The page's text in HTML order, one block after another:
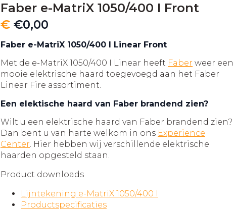
Faber e-MatriX 1050/400 I Front
€ €0,00
Faber e-MatriX 1050/400 I Linear Front
Met de e-MatriX 1050/400 I Linear heeft Faber weer een
mooie elektrische haard toegevoegd aan het Faber
Linear Fire assortiment.
Een elektische haard van Faber brandend zien?
Wilt u een elektrische haard van Faber brandend zien?
Dan bent u van harte welkom in ons Experience
Center . Hier hebben wij verschillende elektrische
haarden opgesteld staan.
Product downloads
Lijntekening e-MatriX 1050/400 I
Productspecificaties